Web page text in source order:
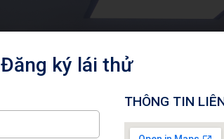
Đăng ký lái thử
THÔNG TIN